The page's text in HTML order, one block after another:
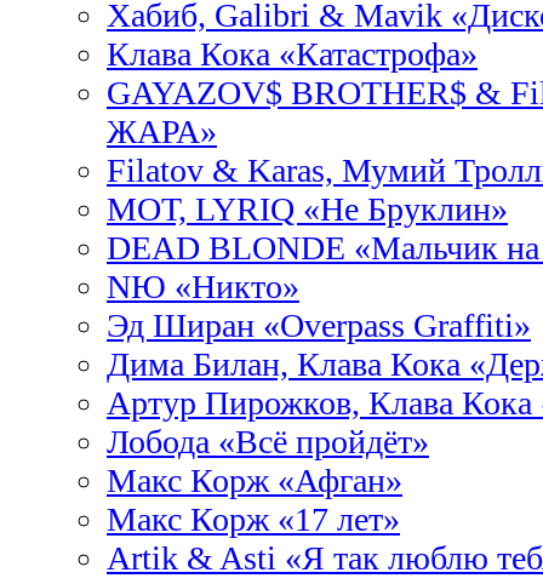
Хабиб, Galibri & Mavik
Клава Кока «Катастрофа»
GAYAZOV$ BROTHER$ &
ЖАРА»
Filatov & Karas, Мумий
МОТ, LYRIQ «Не Бруклин»
DEAD BLONDE «Мальчик на
NЮ «Никто»
Эд Ширан «Overpass Graffiti»
Дима Билан, Клава Кока
Артур Пирожков, Клава
Лобода «Всё пройдёт»
Макс Корж «Афган»
Макс Корж «17 лет»
Artik & Asti «Я так люблю